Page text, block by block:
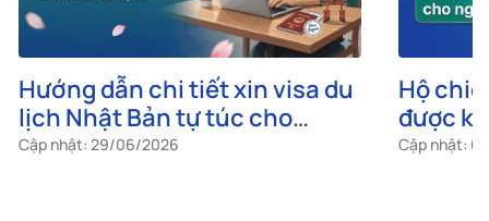
Hướng dẫn chi tiết xin visa du
lịch Nhật Bản tự túc cho
freelancer
Cập nhật: 29/06/2026
Hộ
được
cho
Cập nhật: